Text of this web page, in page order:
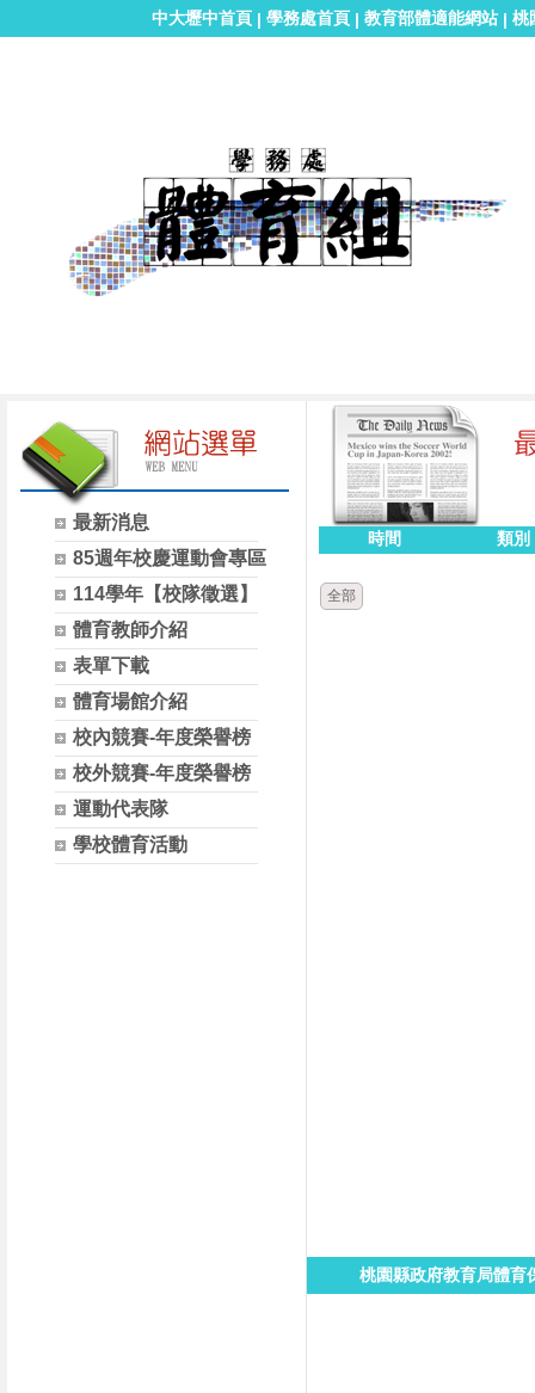
中大壢中首頁 | 學務處首頁 | 教育部體適能網站| 桃
最新消息
85週年校慶運動會專區
114學年【校隊徵選】
體育教師介紹
表單下載
體育場館介紹
校內競賽-年度榮譽榜
校外競賽-年度榮譽榜
運動代表隊
學校體育活動
時間 類別
全部
桃園縣政府教育局體育